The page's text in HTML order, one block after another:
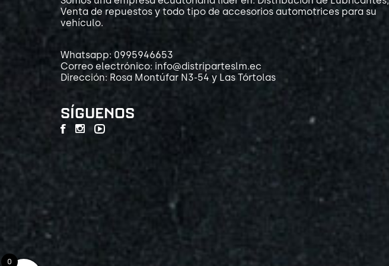
Venta de repuestos y todo tipo de accesorios automotrices para su
vehículo.
Whatsapp: 0995946653
Correo electrónico: info@distriparteslm.ec
Dirección: Rosa Montúfar N3-54 y Las Tórtolas
SÍGUENOS
0